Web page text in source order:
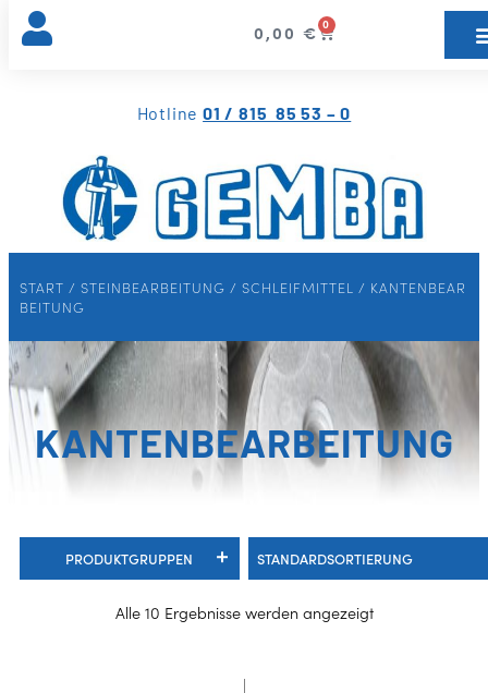
Hotline01 / 815 85 53 – 0
0,00 € 0
START / STEINBEARBEITUNG / SCHLEIFMITTEL / KANTENBEAR
BEITUNG
KANTENBEARBEITUNG
PRODUKTGRUPPEN
Alle 10 Ergebnisse werden angezeigt